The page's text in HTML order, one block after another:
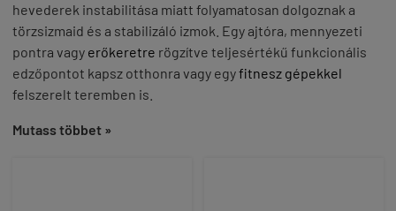
hevederek instabilitása miatt folyamatosan dolgoznak a
törzsizmaid és a stabilizáló izmok. Egy ajtóra, mennyezeti
pontra vagy erőkeretre rögzítve teljesértékű funkcionális
edzőpontot kapsz otthonra vagy egyfitnesz gépekkel
felszerelt teremben is.
Mutass többet »